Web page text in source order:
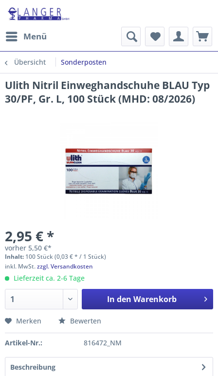
Menü
Übersicht Sonderposten
Ulith Nitril Einweghandschuhe BLAU Typ
30/PF, Gr. L, 100 Stück (MHD: 08/2026)
2,95 € *
vorher 5,50 €*
Inhalt: 100 Stück (0,03 € * / 1 Stück)
inkl. MwSt.zzgl. Versandkosten
Lieferzeit ca. 2-6 Tage
In den Warenkorb
Merken Bewerten
Artikel-Nr.: 816472_NM
Beschreibung